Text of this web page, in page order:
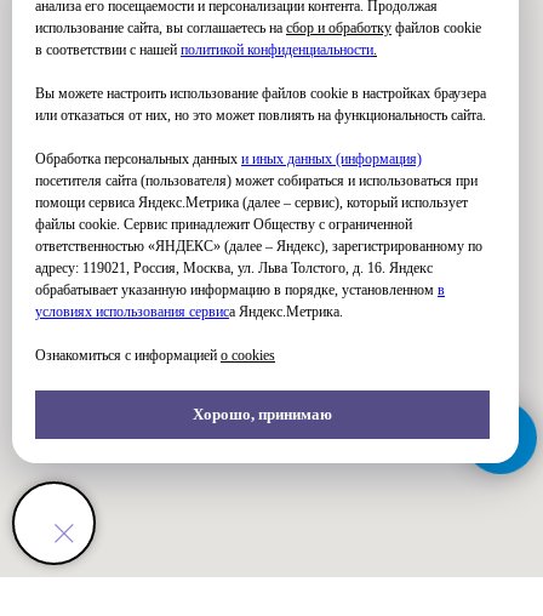
анализа его посещаемости и персонализации контента. Продолжая
использование сайта, вы соглашаетесь на сбор и обработку файлов cookie
в соответствии с нашей политикой конфиденциальности.
Вы можете настроить использование файлов cookie в настройках браузера
или отказаться от них, но это может повлиять на функциональность сайта.
Обработка персональных данных и иных данных (информация)
посетителя сайта (пользователя) может собираться и использоваться при
помощи сервиса Яндекс.Метрика (далее – сервис), который использует
файлы cookie. Сервис принадлежит Обществу с ограниченной
ответственностью «ЯНДЕКС» (далее – Яндекс), зарегистрированному по
адресу: 119021, Россия, Москва, ул. Льва Толстого, д. 16. Яндекс
обрабатывает указанную информацию в порядке, установленном в
условиях использования сервиса Яндекс.Метрика.
Ознакомиться с информацией о cookies
Хорошо, принимаю